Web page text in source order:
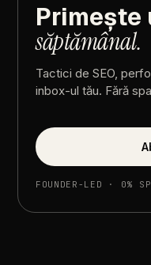
Primește
săptămânal.
Tactici de SEO,
inbox-ul tău. Fără
FOUNDER-LED · 0%